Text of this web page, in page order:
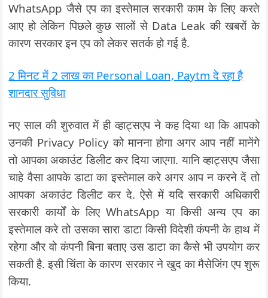
WhatsApp जैसे एप का इस्तेमाल सरकारी काम के लिए करते
आए हो लेकिन पिछले कुछ सालों से Data Leak की खबरों के
कारण सरकार इन एप को लेकर सतर्क हो गई है.
2 मिनट में 2 लाख का Personal Loan, Paytm दे रहा है
शानदार सुविधा
नए साल की शुरुवात में ही व्हाट्सएप ने कह दिया था कि आपको
उनकी Privacy Policy को मानना होगा अगर आप नहीं मानेंगे
तो आपका अकाउंट डिलीट कर दिया जाएगा. यानि व्हाट्सएप जैसा
चाहे वैसा आपके डाटा का इस्तेमाल करे अगर आप न करने दें तो
आपका अकाउंट डिलीट कर दे. ऐसे में यदि सरकारी अधिकारी
सरकारी कार्यों के लिए WhatsApp या किसी अन्य एप का
इस्तेमाल करे तो उसका सारा डाटा किसी विदेशी कंपनी के हाथ में
रहेगा और वो कंपनी बिना बताए उस डाटा का कैसे भी उपयोग कर
सकती है. इसी चिंता के कारण सरकार ने खुद का मैसेजिंग एप शुरू
किया.